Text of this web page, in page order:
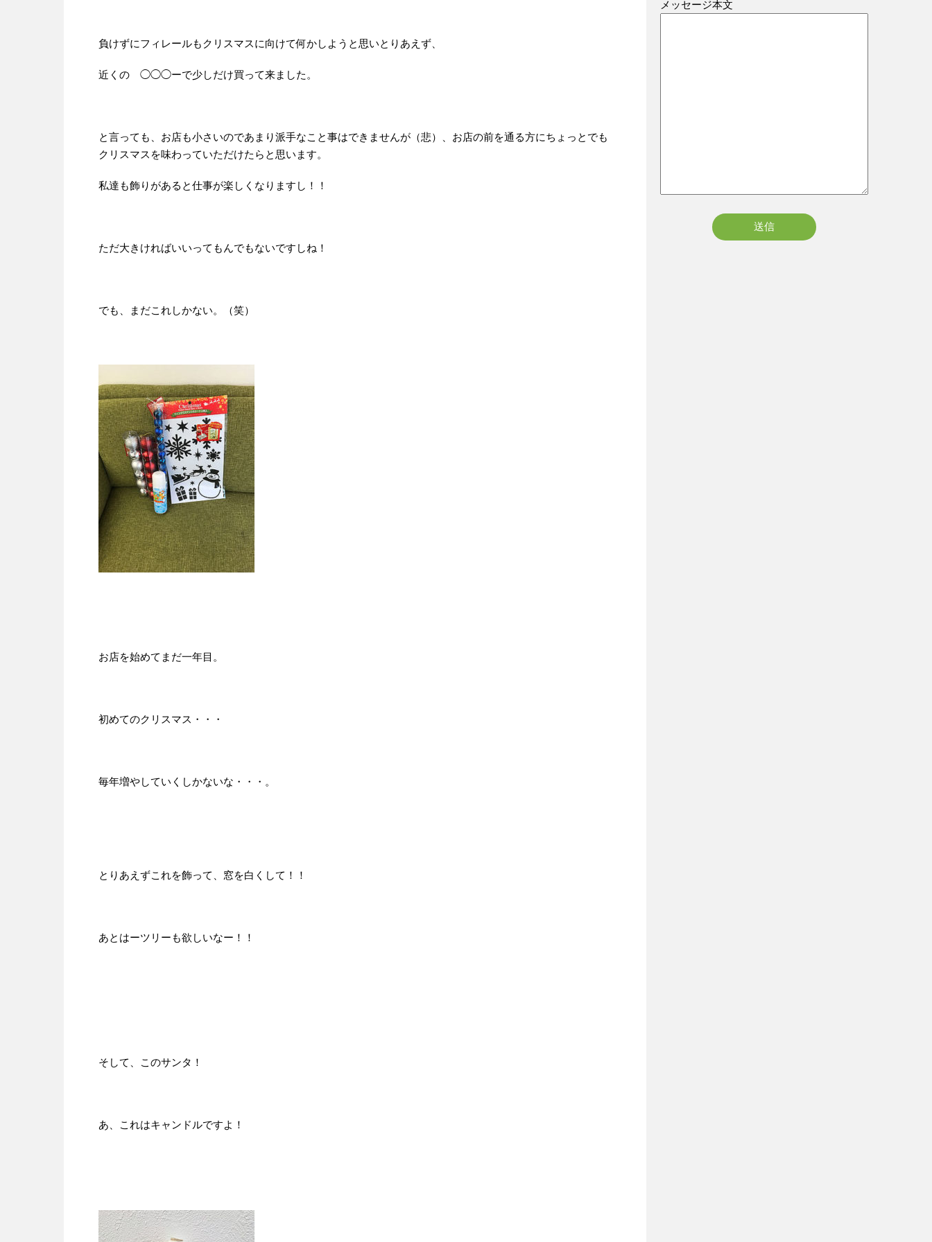
負けずにフィレールもクリスマスに向けて何かしようと思いとりあえず、
近くの ◯◯◯ーで少しだけ買って来ました。
と言っても、お店も小さいのであまり派手なこと事はできませんが（悲）、お店の前を通る方にちょっとでも
クリスマスを味わっていただけたらと思います。
私達も飾りがあると仕事が楽しくなりますし！！
ただ大きければいいってもんでもないですしね！
でも、まだこれしかない。（笑）
お店を始めてまだ一年目。
初めてのクリスマス・・・
毎年増やしていくしかないな・・・。
とりあえずこれを飾って、窓を白くして！！
あとはーツリーも欲しいなー！！
そして、このサンタ！
あ、これはキャンドルですよ！
メッセージ本文